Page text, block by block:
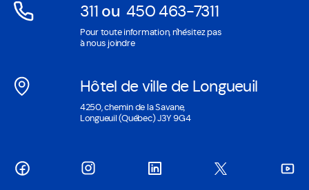
311Ouvre
dans
fenêtre
ou 450 463-7311
Ouvre
dans
fenêtre
Pour toute information, n'hésitez pas
à nous joindre
Hôtel de ville de Longueuil
Ouvre
dans
4250, chemin de la Savane,
Longueuil (Québec) J3Y 9G4